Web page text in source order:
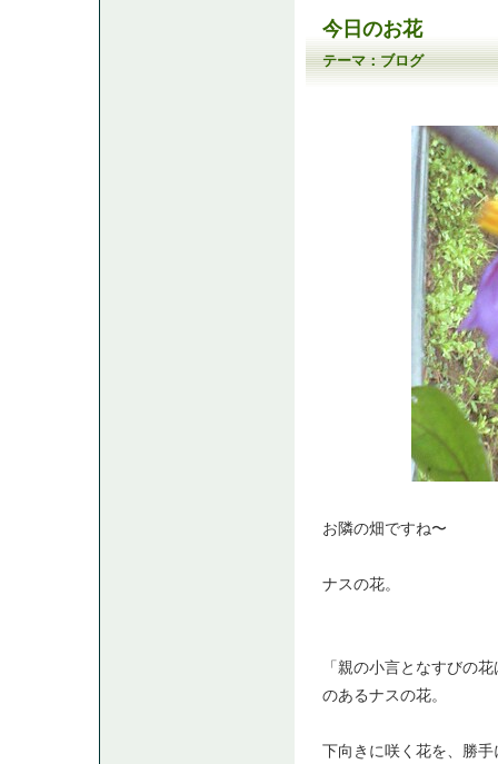
今日のお花
テーマ：ブログ
お隣の畑ですね〜
ナスの花。
「親の小言となすびの
のあるナスの花。
下向きに咲く花を、勝